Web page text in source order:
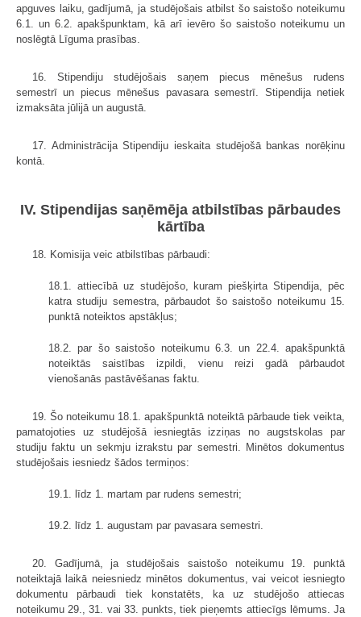
apguves laiku, gadījumā, ja studējošais atbilst šo saistošo noteikumu
6.1. un 6.2. apakšpunktam, kā arī ievēro šo saistošo noteikumu un
noslēgtā Līguma prasības.
16. Stipendiju studējošais saņem piecus mēnešus rudens
semestrī un piecus mēnešus pavasara semestrī. Stipendija netiek
izmaksāta jūlijā un augustā.
17. Administrācija Stipendiju ieskaita studējošā bankas norēķinu
kontā.
IV. Stipendijas saņēmēja atbilstības pārbaudes
kārtība
18. Komisija veic atbilstības pārbaudi:
18.1. attiecībā uz studējošo, kuram piešķirta Stipendija, pēc
katra studiju semestra, pārbaudot šo saistošo noteikumu 15.
punktā noteiktos apstākļus;
18.2. par šo saistošo noteikumu 6.3. un 22.4. apakšpunktā
noteiktās saistības izpildi, vienu reizi gadā pārbaudot
vienošanās pastāvēšanas faktu.
19. Šo noteikumu 18.1. apakšpunktā noteiktā pārbaude tiek veikta,
pamatojoties uz studējošā iesniegtās izziņas no augstskolas par
studiju faktu un sekmju izrakstu par semestri. Minētos dokumentus
studējošais iesniedz šādos termiņos:
19.1. līdz 1. martam par rudens semestri;
19.2. līdz 1. augustam par pavasara semestri.
20. Gadījumā, ja studējošais saistošo noteikumu 19. punktā
noteiktajā laikā neiesniedz minētos dokumentus, vai veicot iesniegto
dokumentu pārbaudi tiek konstatēts, ka uz studējošo attiecas
noteikumu 29., 31. vai 33. punkts, tiek pieņemts attiecīgs lēmums. Ja